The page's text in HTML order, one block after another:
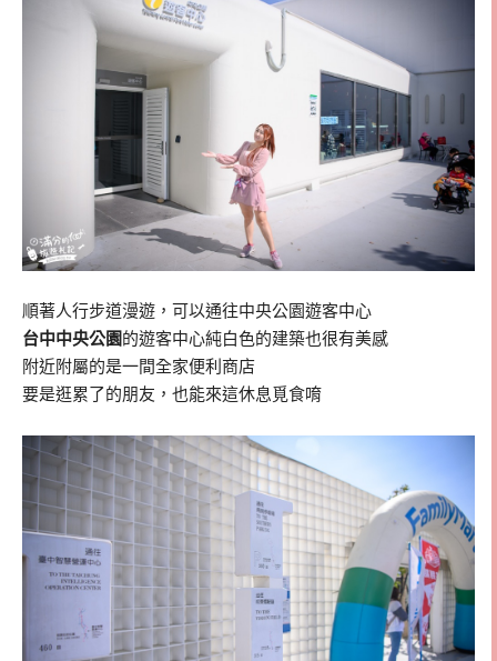
順著人行步道漫遊，可以通往中央公園遊客中心
台中中央公園的遊客中心純白色的建築也很有美感
附近附屬的是一間全家便利商店
要是逛累了的朋友，也能來這休息覓食唷